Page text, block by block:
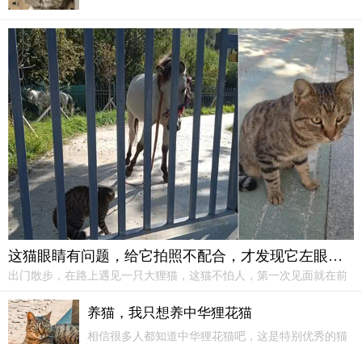
朋友的日子，终于决定再收养一只流浪小猫。
这猫眼睛有问题，给它拍照不配合，才发现它左眼呆滞，像个傻猫
出门散步，在路上遇见一只大狸猫，这猫不怕人，第一次见面就在前
的猫。
养猫，我只想养中华狸花猫
相信很多人都知道中华狸花猫吧，这是特别优秀的猫